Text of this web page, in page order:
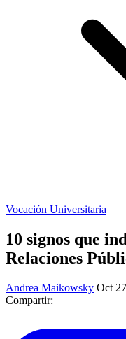
Vocación Universitaria
10 signos que
Relaciones
Andrea Maikowsky Oct
Compartir: